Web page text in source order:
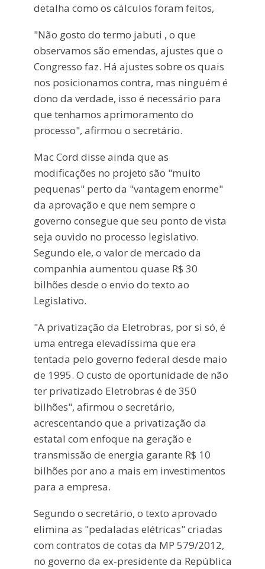
detalha como os cálculos foram feitos,
"Não gosto do termo jabuti , o que
observamos são emendas, ajustes que o
Congresso faz. Há ajustes sobre os quais
nos posicionamos contra, mas ninguém é
dono da verdade, isso é necessário para
que tenhamos aprimoramento do
processo", afirmou o secretário.
Mac Cord disse ainda que as
modificações no projeto são "muito
pequenas" perto da "vantagem enorme"
da aprovação e que nem sempre o
governo consegue que seu ponto de vista
seja ouvido no processo legislativo.
Segundo ele, o valor de mercado da
companhia aumentou quase R$ 30
bilhões desde o envio do texto ao
Legislativo.
"A privatização da Eletrobras, por si só, é
uma entrega elevadíssima que era
tentada pelo governo federal desde maio
de 1995. O custo de oportunidade de não
ter privatizado Eletrobras é de 350
bilhões", afirmou o secretário,
acrescentando que a privatização da
estatal com enfoque na geração e
transmissão de energia garante R$ 10
bilhões por ano a mais em investimentos
para a empresa.
Segundo o secretário, o texto aprovado
elimina as "pedaladas elétricas" criadas
com contratos de cotas da MP 579/2012,
no governo da ex-presidente da República